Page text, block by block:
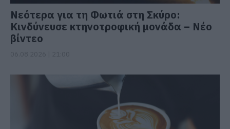
Νεότερα για τη Φωτιά στη Σκύρο:
Κινδύνευσε κτηνοτροφική μονάδα – Νέο
βίντεο